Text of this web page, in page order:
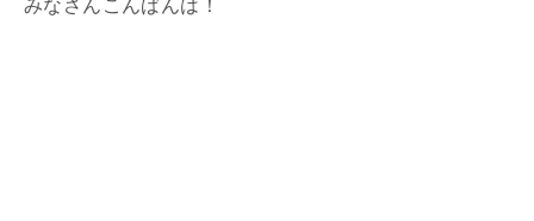
みなさんこんばんは！